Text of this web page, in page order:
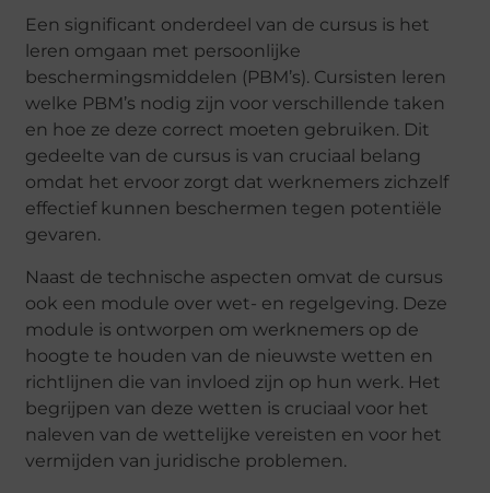
Een significant onderdeel van de cursus is het
leren omgaan met persoonlijke
beschermingsmiddelen (PBM’s). Cursisten leren
welke PBM’s nodig zijn voor verschillende taken
en hoe ze deze correct moeten gebruiken. Dit
gedeelte van de cursus is van cruciaal belang
omdat het ervoor zorgt dat werknemers zichzelf
effectief kunnen beschermen tegen potentiële
gevaren.
Naast de technische aspecten omvat de cursus
ook een module over wet- en regelgeving. Deze
module is ontworpen om werknemers op de
hoogte te houden van de nieuwste wetten en
richtlijnen die van invloed zijn op hun werk. Het
begrijpen van deze wetten is cruciaal voor het
naleven van de wettelijke vereisten en voor het
vermijden van juridische problemen.